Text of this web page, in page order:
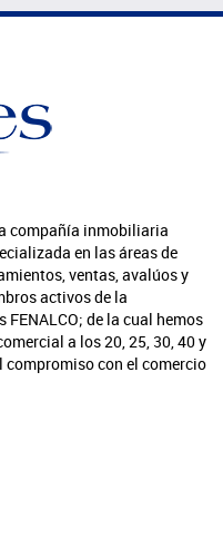
compañía inmobiliaria
en las áreas de
ventas, avalúos y
activos de la
de la cual hemos
a los 20, 25, 30, 40 y
compromiso con el comercio